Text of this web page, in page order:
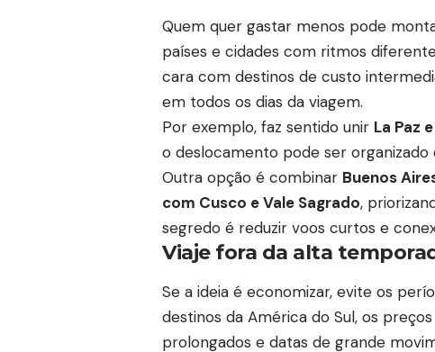
Quem quer gastar menos pode
países e cidades com ritmos
cara com destinos de custo
em todos os dias da viagem.
Por exemplo, faz sentido unir La Paz
o deslocamento pode ser organizado
Outra opção é combinar Buenos
com Cusco e Vale Sagrado,
segredo é reduzir voos curtos e
Viaje fora da alta
Se a ideia é economizar, evite os
destinos da América do Sul, os
prolongados e datas de grande